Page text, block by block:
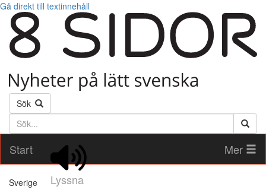
Gå direkt till textinnehåll
Sök
Söktext
Start
Lyssna
Mer
Sverige